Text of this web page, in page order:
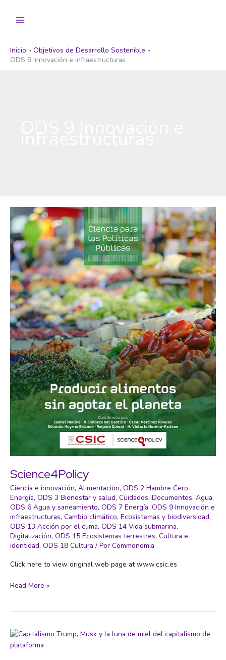
Inicio
Objetivos de Desarrollo Sostenible
ODS 9 Innovación e infraestructuras
Science4Policy
Ciencia e innovación, Alimentación, ODS 2 Hambre Cero,
Energía, ODS 3 Bienestar y salud, Cuidados, Documentos, Agua,
ODS 6 Agua y saneamiento, ODS 7 Energía, ODS 9 Innovación e
infraestructuras, Cambio climático, Ecosistemas y biodiversidad,
ODS 13 Acción por el clima, ODS 14 Vida submarina,
Digitalización, ODS 15 Ecosistemas terrestres, Cultura e
identidad, ODS 18 Cultura / Por Commonomia
Click here to view original web page at www.csic.es
Science4Policy
Read More »